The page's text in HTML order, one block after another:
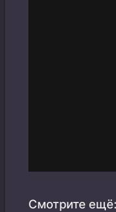
Смотрите ещё: